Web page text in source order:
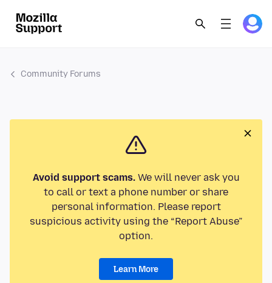
Community Forums
Avoid support scams.We will never ask you
to call or text a phone number or share
personal information. Please report
suspicious activity using the “Report Abuse”
option.
Learn More